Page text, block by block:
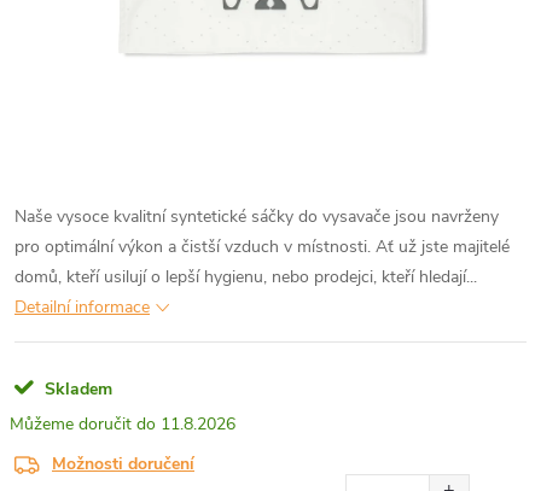
Naše vysoce kvalitní syntetické sáčky do vysavače jsou navrženy
pro optimální výkon a čistší vzduch v místnosti. Ať už jste majitelé
domů, kteří usilují o lepší hygienu, nebo prodejci, kteří hledají...
Detailní informace
Skladem
11.8.2026
Možnosti doručení